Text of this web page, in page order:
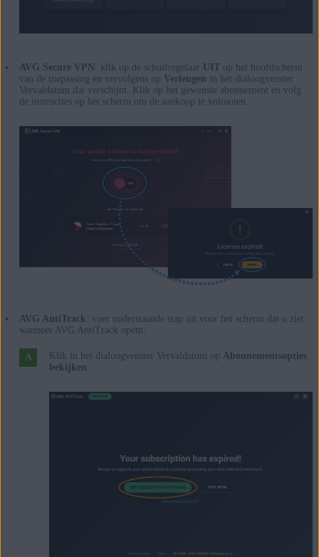
AVG Secure VPN : klik op de schuifregelaar UITop het hoofdscherm
van de toepassing en vervolgens op Verlengen in het dialoogvenster
Vervaldatum dat verschijnt. Klik op het gewenste abonnement en volg
de instructies op het scherm om de aankoop te voltooien.
AVG AntiTrack : voer onderstaande stap uit voor het scherm dat u ziet
wanneer AVG AntiTrack opent:
Klik in het dialoogvenster Vervaldatum op Abonnementsopties
bekijken.